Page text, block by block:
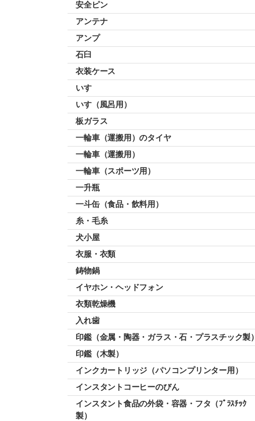
安全ピン
アンテナ
アンプ
石臼
衣装ケース
いす
いす（風呂用）
板ガラス
一輪車（運搬用）のタイヤ
一輪車（運搬用）
一輪車（スポーツ用）
一升瓶
一斗缶（食品・飲料用）
糸・毛糸
犬小屋
衣服・衣類
鋳物鍋
イヤホン・ヘッドフォン
衣類乾燥機
入れ歯
印鑑（金属・陶器・ガラス・石・プラスチック製）
印鑑（木製）
インクカートリッジ（パソコンプリンター用）
インスタントコーヒーのびん
インスタント食品の外袋・容器・フタ（ﾌﾟﾗｽﾁｯｸ
製）